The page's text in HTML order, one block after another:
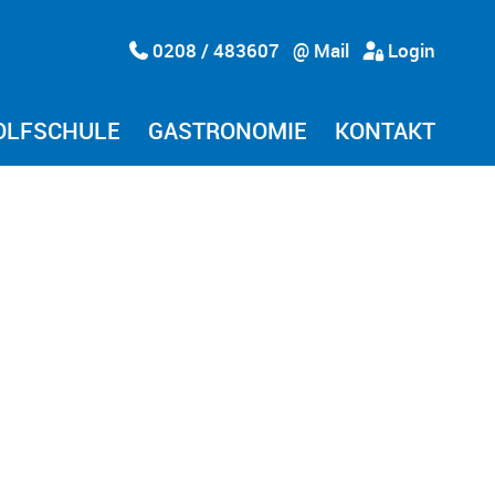
0208 / 483607 @ Mail Login
GASTRONOMIE KONTAKT